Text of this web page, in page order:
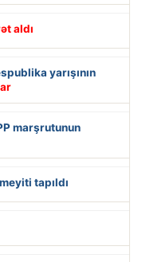
aldı
yarışının
marşrutunun
tapıldı